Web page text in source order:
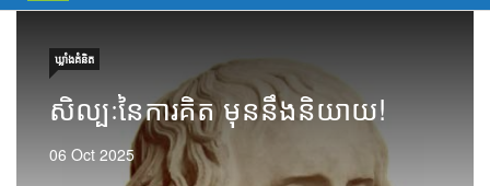
navigation
ឃ្លាំង​គំនិត
សិល្បៈនៃការគិត មុននឹងនិយាយ!
06 Oct 2025